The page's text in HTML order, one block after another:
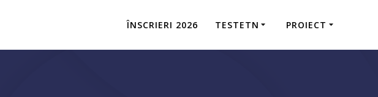
ÎNSCRIERI 2026 TESTETN PROIECT